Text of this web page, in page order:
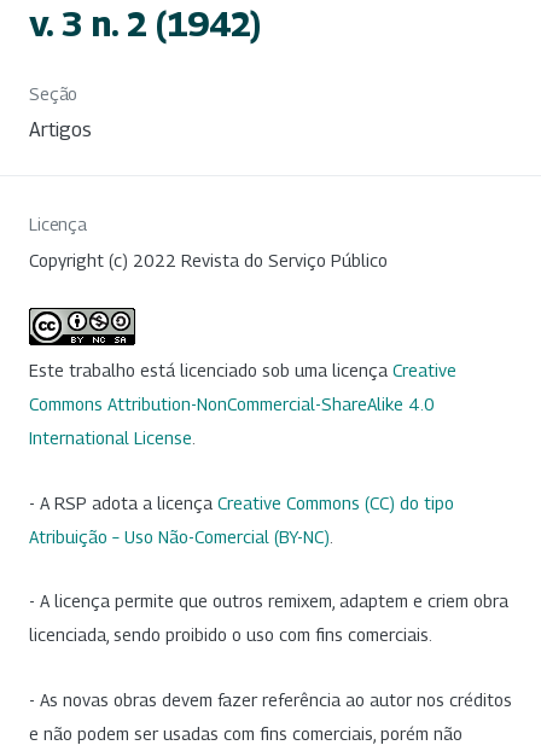
v. 3 n. 2 (1942)
Seção
Artigos
Licença
Copyright (c) 2022 Revista do Serviço Público
Este trabalho está licenciado sob uma licença Creative
Commons Attribution-NonCommercial-ShareAlike 4.0
International License
- A RSP adota a licença Creative Commons (CC) do tipo
Atribuição – Uso Não-Comercial (BY-NC)
- A licença permite que outros remixem, adaptem e criem obra
licenciada, sendo proibido o uso com fins comerciais.
- As novas obras devem fazer referência ao autor nos créditos
e não podem ser usadas com fins comerciais, porém não